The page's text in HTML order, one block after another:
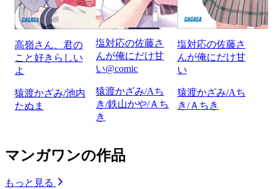
高嶺さん、君の
こと好きらしい
よ
猿渡かざみ/池内
たぬま
塩対応の佐藤さ
んが俺にだけ甘
い@comic
猿渡かざみ/Aち
き/鉄山かや/Ａち
き
塩対応の佐藤さ
んが俺にだけ甘
い
猿渡かざみ/Aち
き/Ａちき
マンガワンの作品
もっと見る